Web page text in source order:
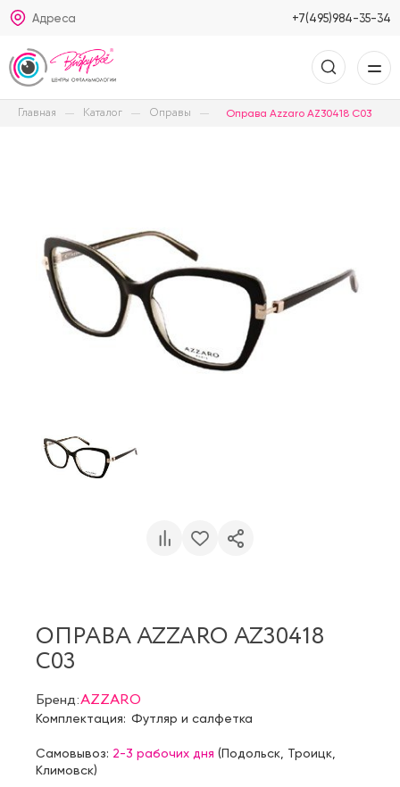
Адреса +7(495)984-35-34
Главная Каталог Оправы Оправа Azzaro AZ30418 C03
ОПРАВА AZZARO AZ30418
C03
Бренд:AZZARO
Комплектация: Футляр и салфетка
Самовывоз: 2-3 рабочих дня (Подольск Троицк
Климовск)